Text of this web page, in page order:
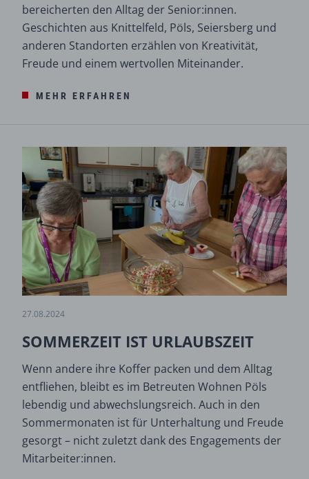
bereicherten den Alltag der Senior:innen.
Geschichten aus Knittelfeld, Pöls, Seiersberg und
anderen Standorten erzählen von Kreativität,
Freude und einem wertvollen Miteinander.
MEHR ERFAHREN
27.08.2024
SOMMERZEIT IST URLAUBSZEIT
Wenn andere ihre Koffer packen und dem Alltag
entfliehen, bleibt es im Betreuten Wohnen Pöls
lebendig und abwechslungsreich. Auch in den
Sommermonaten ist für Unterhaltung und Freude
gesorgt – nicht zuletzt dank des Engagements der
Mitarbeiter:innen.